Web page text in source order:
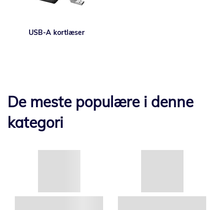
USB-A kortlæser
De meste populære i denne
kategori